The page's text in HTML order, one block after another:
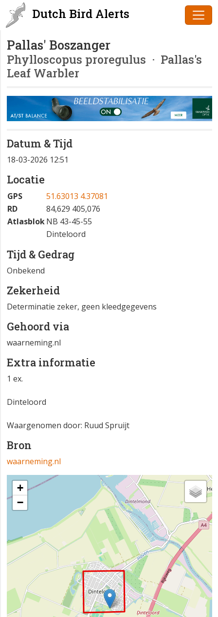
Dutch Bird Alerts
Pallas' Boszanger
Phylloscopus proregulus · Pallas's
Leaf Warbler
Datum & Tijd
18-03-2026 12:51
Locatie
GPS
51.63013 4.37081
RD
84,629 405,076
AtlasblokNB 43-45-55
Dinteloord
Tijd & Gedrag
Onbekend
Zekerheid
Determinatie zeker, geen kleedgegevens
Gehoord via
waarneming.nl
Extra informatie
1 ex.
Dinteloord
Waargenomen door: Ruud Spruijt
Bron
waarneming.nl
+
−